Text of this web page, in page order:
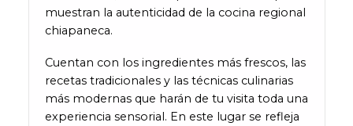
muestran la autenticidad de la cocina regional
chiapaneca.
Cuentan con los ingredientes más frescos, las
recetas tradicionales y las técnicas culinarias
más modernas que harán de tu visita toda una
experiencia sensorial. En este lugar se refleja